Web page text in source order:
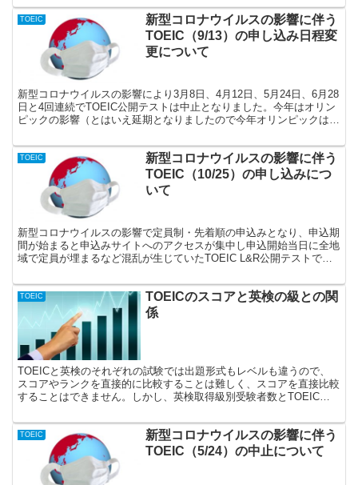
た。今年度最後の受験回ということで、入学前、卒業前、就職前等最
後の受験チャンスとして受験される予定だった方もいらっしゃるかと
思いますが、試験が中止となった影響で受験することはできなくなり
ました。
TOEIC
新型コロナウイルスの影響に伴う
TOEIC（9/13）の申し込み日程変
更について
新型コロナウイルスの影響により3月8日、4月12日、5月24日、6月28
日と4回連続でTOEIC公開テストは中止となりました。今年はオリン
ピックの影響（とはいえ延期となりましたので今年オリンピックはあ
9月13日の開催の予定となっていました。
TOEIC
新型コロナウイルスの影響に伴う
TOEIC（10/25）の申し込みにつ
いて
新型コロナウイルスの影響で定員制・先着順の申込みとなり、申込期
間が始まると申込みサイトへのアクセスが集中し申込開始当日に全地
域で定員が埋まるなど混乱が生じていたTOEIC L&R公開テストです
において、午前と午後の1日2回、実施されることがアナウンスされ
ました。
TOEIC
TOEICのスコアと英検の級との関
係
TOEICと英検のそれぞれの試験では出題形式もレベルも違うので、
スコアやランクを直接的に比較することは難しく、スコアを直接比較
することはできません。しかし、英検取得級別受験者数とTOEICの
難度とTOEICテストのスコアの間には正の相関関係があると言えま
す。
TOEIC
新型コロナウイルスの影響に伴う
TOEIC（5/24）の中止について